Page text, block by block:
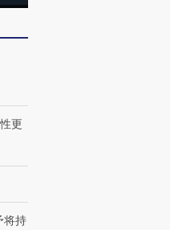
CFO：不靠规模取胜，华
更
将持